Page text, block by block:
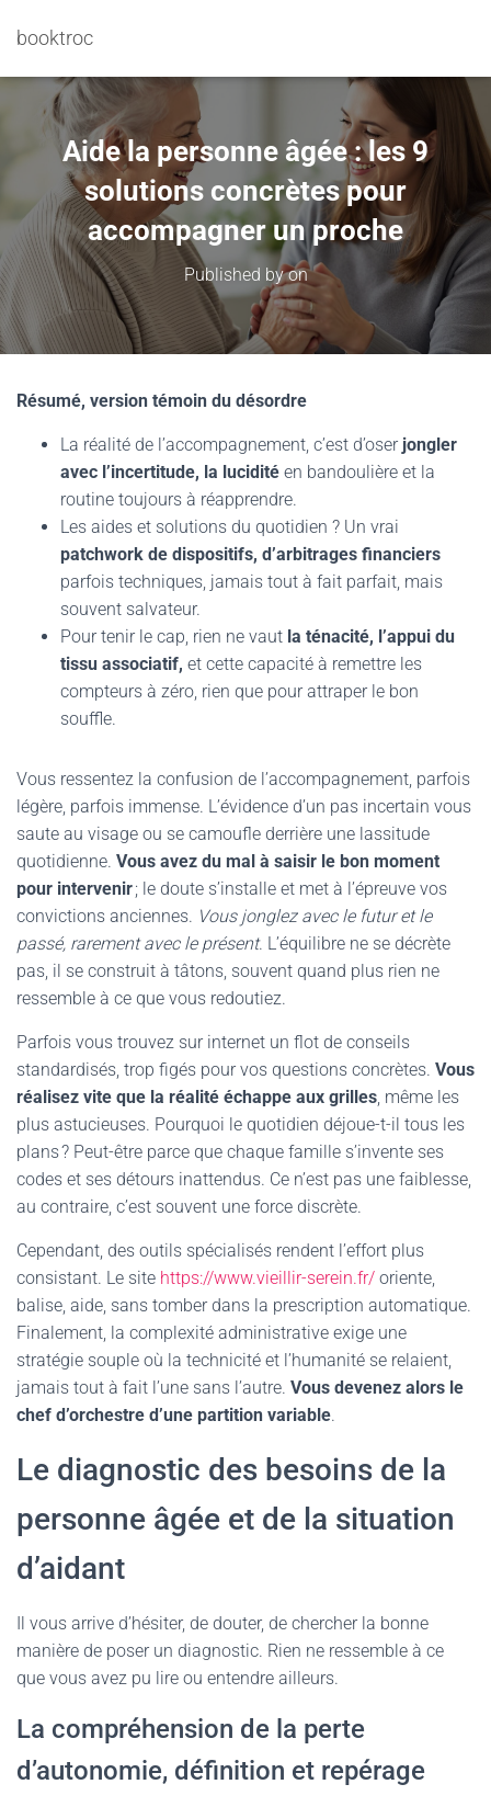
booktroc
Aide la personne âgée : les 9
solutions concrètes pour
accompagner un proche
Published byon
Résumé, version témoin du désordre
La réalité de l’accompagnement, c’est d’oser jongler
avec l’incertitude, la lucidité en bandoulière et la
routine toujours à réapprendre.
Les aides et solutions du quotidien ? Un vrai
patchwork de dispositifs, d’arbitrages financiers
parfois techniques, jamais tout à fait parfait, mais
souvent salvateur.
Pour tenir le cap, rien ne vaut la ténacité, l’appui du
tissu associatif, et cette capacité à remettre les
compteurs à zéro, rien que pour attraper le bon
souffle.
Vous ressentez la confusion de l’accompagnement, parfois
légère, parfois immense. L’évidence d’un pas incertain vous
saute au visage ou se camoufle derrière une lassitude
quotidienne. Vous avez du mal à saisir le bon moment
pour intervenir; le doute s’installe et met à l’épreuve vos
convictions anciennes. Vous jonglez avec le futur et le
passé, rarement avec le présent. L’équilibre ne se décrète
pas, il se construit à tâtons, souvent quand plus rien ne
ressemble à ce que vous redoutiez.
Parfois vous trouvez sur internet un flot de conseils
standardisés, trop figés pour vos questions concrètes. Vous
réalisez vite que la réalité échappe aux grilles, même les
plus astucieuses. Pourquoi le quotidien déjoue-t-il tous les
plans ? Peut-être parce que chaque famille s’invente ses
codes et ses détours inattendus. Ce n’est pas une faiblesse,
au contraire, c’est souvent une force discrète.
Cependant, des outils spécialisés rendent l’effort plus
consistant. Le site https://www.vieillir-serein.fr/ oriente,
balise, aide, sans tomber dans la prescription automatique.
Finalement, la complexité administrative exige une
stratégie souple où la technicité et l’humanité se relaient,
jamais tout à fait l’une sans l’autre. Vous devenez alors le
chef d’orchestre d’une partition variable.
Le diagnostic des besoins de la
personne âgée et de la situation
d’aidant
Il vous arrive d’hésiter, de douter, de chercher la bonne
manière de poser un diagnostic. Rien ne ressemble à ce
que vous avez pu lire ou entendre ailleurs.
La compréhension de la perte
d’autonomie, définition et repérage